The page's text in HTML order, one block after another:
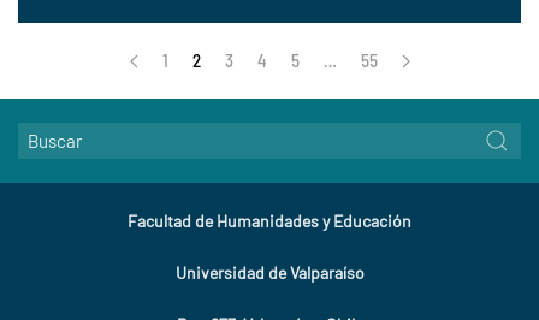
1 2 3 4 5 … 55
Facultad de Humanidades y Educación
Universidad de Valparaíso